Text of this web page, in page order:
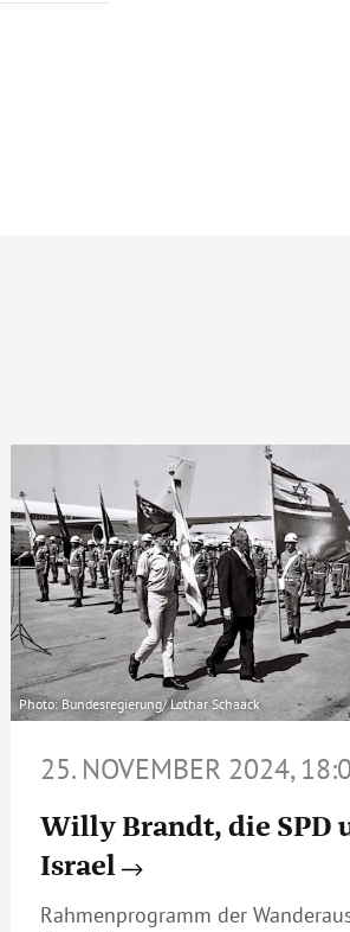
Photo: Bundesregierung/ Lothar Schaack
25. NOVEMBER 2024,
Willy Brandt, die SPD
Israel
Rahmenprogramm der